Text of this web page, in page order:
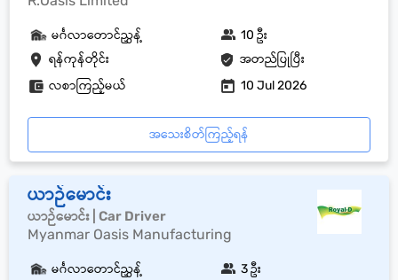
ရန်ကုန်တိုင်း အတည်ပြုပြီး
မင်္ဂလာတောင်ညွှန့် 10 ဦး
လစာကြည့်မယ် 10 Jul 2026
အသေးစိတ်ကြည့်ရန်
ယာဉ်မောင်း
ယာဉ်မောင်း | Car Driver
Myanmar Oasis Manufacturing
မင်္ဂလာတောင်ညွှန့် 3 ဦး